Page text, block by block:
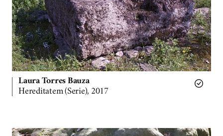
Laura Torres Bauza
Hereditatem (Serie), 2017